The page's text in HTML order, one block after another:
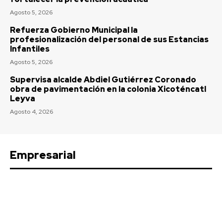
Agosto 5, 2026
Refuerza Gobierno Municipal la
profesionalización del personal de sus Estancias
Infantiles
Agosto 5, 2026
Supervisa alcalde Abdiel Gutiérrez Coronado
obra de pavimentación en la colonia Xicoténcatl
Leyva
Agosto 4, 2026
Empresarial